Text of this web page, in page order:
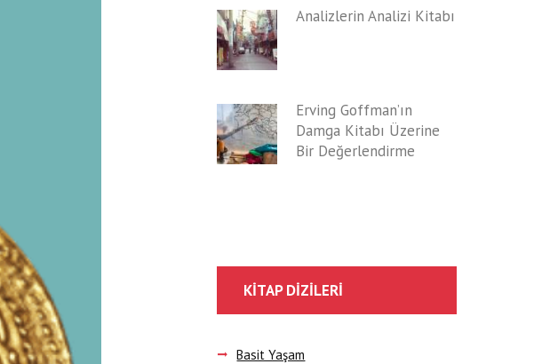
Analizlerin Analizi Kitabı
Erving Goffman’ın
Damga Kitabı Üzerine
Bir Değerlendirme
KITAP DIZILERI
Basit Yaşam